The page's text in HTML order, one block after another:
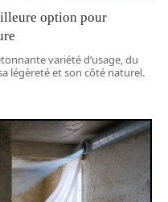
option pour
variété d’usage, du
légèreté et son côté naturel.